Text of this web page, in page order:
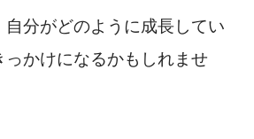
自分がどのように成長してい
っかけになるかもしれませ